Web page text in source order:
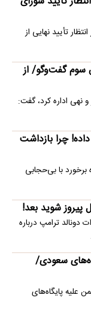
تأیید نهایی از
گفت‌وگو/ از
و نهی اداره کرد، گفت:
چرا بازداشت
برخورد با بی‌حجابی
پیروز شوید بعد!
دونالد ترامپ درباره
سعودی/
علیه پایگاه‌های